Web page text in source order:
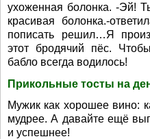
ухоженная болонка. -Эй!
красивая болонка.-
пописать решил…Я
этот бродячий пёс.
бабло всегда водилось!
Прикольные тосты на
Мужик как хорошее вино:
мудрее. А давайте ещё
и успешнее!